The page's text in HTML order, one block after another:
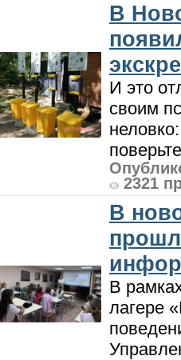
В
И это
своим
2321
В
В
лагере